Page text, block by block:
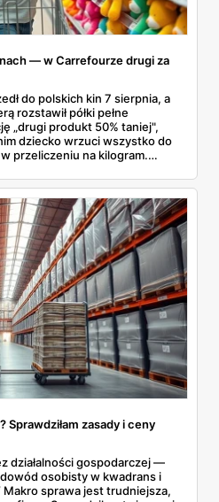
— w Carrefourze drugi za
do polskich kin 7 sierpnia, a
rozstawił półki pełne
„drugi produkt 50% taniej",
dziecko wrzuci wszystko do
przeliczeniu na kilogram.
ale lody do mrożenia i rurki
bez rabatu.
Sprawdziłam zasady i ceny
działalności gospodarczej —
osobisty w kwadrans i
Makro sprawa jest trudniejsza,